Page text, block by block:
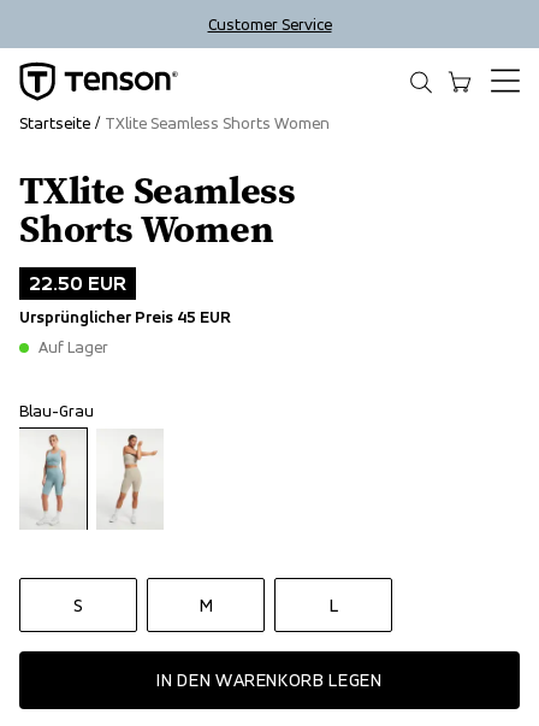
Customer Service
TXlite Seamless
Shorts Women
22.50 EUR
Ursprünglicher Preis 45 EUR
Auf Lager
Blau-Grau
S M L
IN DEN WARENKORB LEGEN
Startseite TXlite Seamless Shorts Women
Outlet